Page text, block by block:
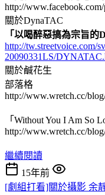
http://www.facebook.com/
關於DynaTAC
「以喝醉惡搞為宗旨的
http://tw.streetvoice.com/
20090331LS/
關於鹹花生
部落格
http://www.wretch.cc/
「Without You I Am So
http://www.wretch.cc/
繼續閱讀
15年前
[劇組打看]關於攝影 余